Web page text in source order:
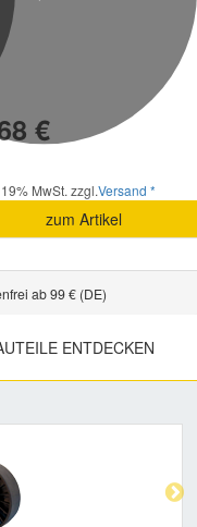
€
MwSt. zzgl.Versand *
zum Artikel
ab 99 € (DE)
ENTDECKEN